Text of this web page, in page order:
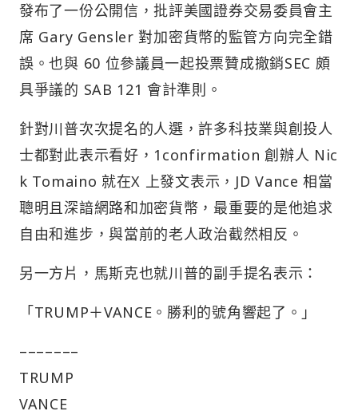
發布了一份公開信，批評美國證券交易委員會主
席 Gary Gensler 對加密貨幣的監管方向完全錯
誤。也與 60 位參議員一起投票贊成撤銷SEC 頗
具爭議的 SAB 121 會計準則。
針對川普次次提名的人選，許多科技業與創投人
士都對此表示看好，1confirmation 創辦人 Nic
k Tomaino 就在X 上發文表示，JD Vance 相當
聰明且深諳網路和加密貨幣，最重要的是他追求
自由和進步，與當前的老人政治截然相反。
另一方片，馬斯克也就川普的副手提名表示：
「TRUMP＋VANCE。勝利的號角響起了。」
–––––––
TRUMP
VANCE